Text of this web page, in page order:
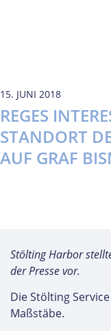
15. JUNI 2018
REGES
STANDORT
AUF GRAF
Stölting Harbor
der Presse vor.
Die Stölting
Maßstäbe.